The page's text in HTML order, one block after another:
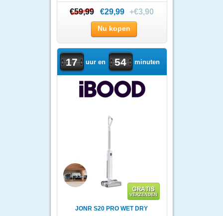
STUKS
€59,99
€59,99 €29,99 +€3,90
Nu kopen
17 uur en 54 minuten
JONR S20 PRO WET DRY